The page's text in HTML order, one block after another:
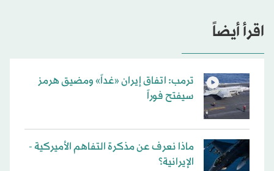
اقرأ أيضاً
ترمب: اتفاق إيران «غداً» ومضيق هرمز
سيفتح فوراً
ماذا نعرف عن مذكرة التفاهم الأميركية -
الإيرانية؟